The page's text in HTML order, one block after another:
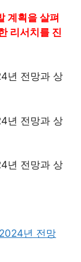
계획을 살펴
리서치를 진
년 전망과 상
년 전망과 상
년 전망과 상
년 전망